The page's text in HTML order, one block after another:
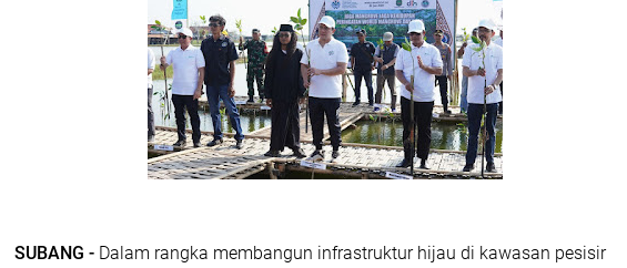
SUBANG - Dalam rangka membangun infrastruktur hijau di kawasan pesisir